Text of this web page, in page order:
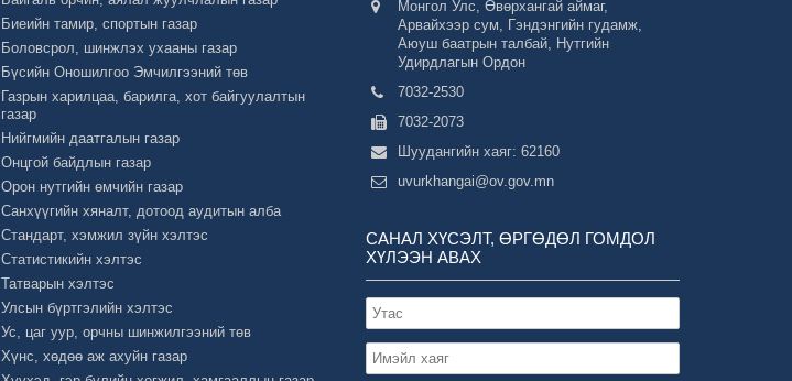
Биеийн тамир, спортын газар
Боловсрол, шинжлэх ухааны газар
Бүсийн Оношилгоо Эмчилгээний төв
Газрын харилцаа, барилга, хот байгуулалтын
газар
Нийгмийн даатгалын газар
Онцгой байдлын газар
Орон нутгийн өмчийн газар
Санхүүгийн хяналт, дотоод аудитын алба
Стандарт, хэмжил зүйн хэлтэс
Статистикийн хэлтэс
Татварын хэлтэс
Улсын бүртгэлийн хэлтэс
Ус, цаг уур, орчны шинжилгээний төв
Хүнс, хөдөө аж ахуйн газар
Монгол Улс, Өвөрхангай аймаг,
Арвайхээр сум, Гэндэнгийн гудамж,
Аюуш баатрын талбай, Нутгийн
Удирдлагын Ордон
7032-2530
7032-2073
Шуудангийн хаяг: 62160
uvurkhangai@ov.gov.mn
САНАЛ ХҮСЭЛТ, ӨРГӨДӨЛ ГОМДОЛ
ХҮЛЭЭН АВАХ